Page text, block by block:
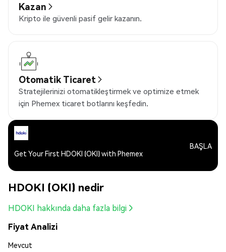
Kazan
Kripto ile güvenli pasif gelir kazanın.
Otomatik Ticaret
Stratejilerinizi otomatikleştirmek ve optimize etmek
için Phemex ticaret botlarını keşfedin.
Get Your First HDOKI (OKI) with Phemex
BAŞLA
HDOKI (OKI) nedir
HDOKI hakkında daha fazla bilgi
Fiyat Analizi
Mevcut